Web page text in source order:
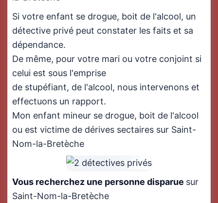
Si votre enfant se drogue, boit de l'alcool, un
détective privé peut constater les faits et sa
dépendance.
De même, pour votre mari ou votre conjoint si
celui est sous l'emprise
de stupéfiant, de l'alcool, nous intervenons et
effectuons un rapport.
Mon enfant mineur se drogue, boit de l'alcool
ou est victime de dérives sectaires sur Saint-
Nom-la-Bretèche
Vous recherchez une personne disparue sur
Saint-Nom-la-Bretèche